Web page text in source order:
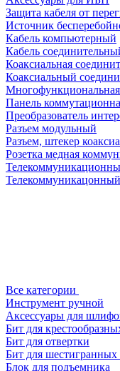
Защита кабеля от
Источник
Кабель компьютерный
Кабель
Коаксиальная
Коаксиальный
Панель
Преобразователь
Разъем модульный
Разъем, штекер
Розетка медная
Все категории
Инструмент ручной
Аксессуары для
Бит для
Бит для отвертки
Бит для шестигранных
Блок для подъемника